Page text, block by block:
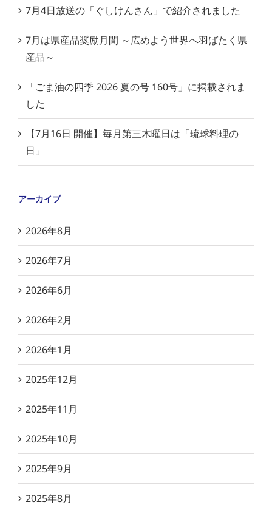
7月4日放送の「ぐしけんさん」で紹介されました
7月は県産品奨励月間 ～広めよう世界へ羽ばたく県
産品～
「ごま油の四季 2026 夏の号 160号」に掲載されま
した
【7月16日 開催】毎月第三木曜日は「琉球料理の
日」
アーカイブ
2026年8月
2026年7月
2026年6月
2026年2月
2026年1月
2025年12月
2025年11月
2025年10月
2025年9月
2025年8月